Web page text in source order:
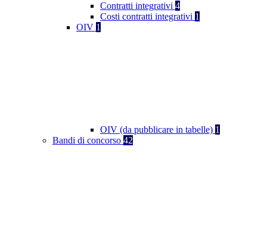
Contratti integrativi 4
Costi contratti integrativi 1
OIV 1
OIV (da pubblicare in tabelle) 1
Bandi di concorso 42